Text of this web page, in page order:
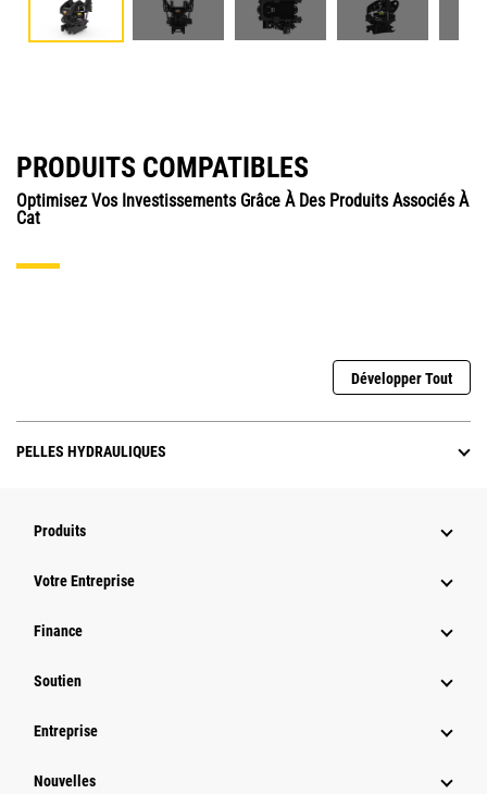
PRODUITS COMPATIBLES
Optimisez Vos Investissements Grâce À Des Produits Associés À
Cat
Développer Tout
PELLES HYDRAULIQUES
Produits
Votre Entreprise
Finance
Soutien
Entreprise
Nouvelles